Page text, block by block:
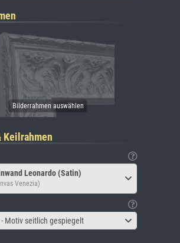
Keilrahmen
Leonardo (Satin)
Venezia)
Motiv seitlich gespiegelt